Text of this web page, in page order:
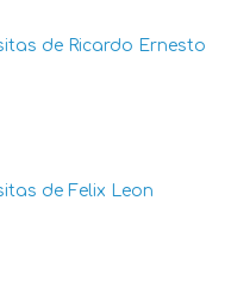
de Ricardo Ernesto
de Felix Leon